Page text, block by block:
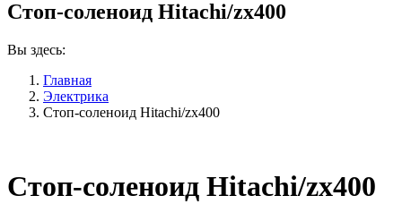
Стоп-соленоид Hitachi/zx400
Вы здесь:
Главная
Электрика
Стоп-соленоид Hitachi/zx400
Стоп-соленоид Hitachi/zx400